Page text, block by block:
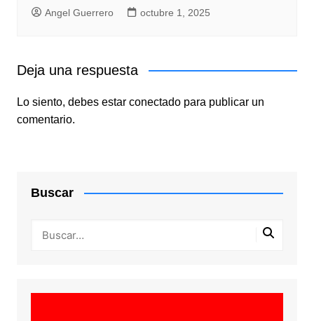
Angel Guerrero octubre 1, 2025
Deja una respuesta
Lo siento, debes estar conectadopara publicar un
comentario.
Buscar